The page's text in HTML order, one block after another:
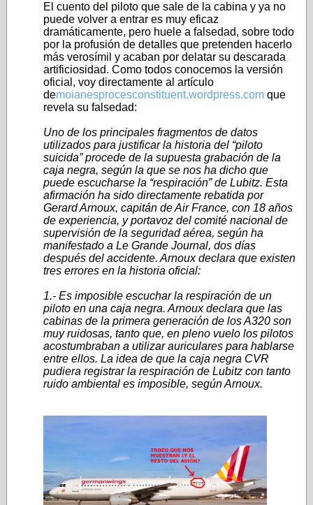
El cuento del piloto que sale de la cabina y ya no
puede volver a entrar es muy eficaz
dramáticamente, pero huele a falsedad, sobre todo
por la profusión de detalles que pretenden hacerlo
más verosímil y acaban por delatar su descarada
artificiosidad. Como todos conocemos la versión
oficial, voy directamente al artículo
demoianesprocesconstituent.wordpress.com que
revela su falsedad:
Uno de los principales fragmentos de datos
utilizados para justificar la historia del “piloto
suicida” procede de la supuesta grabación de la
caja negra, según la que se nos ha dicho que
puede escucharse la “respiración” de Lubitz. Esta
afirmación ha sido directamente rebatida por
Gerard Arnoux, capitán de Air France, con 18 años
de experiencia, y portavoz del comité nacional de
supervisión de la seguridad aérea, según ha
manifestado a Le Grande Journal, dos días
después del accidente. Arnoux declara que existen
tres errores en la historia oficial:
1.- Es imposible escuchar la respiración de un
piloto en una caja negra. Arnoux declara que las
cabinas de la primera generación de los A320 son
muy ruidosas, tanto que, en pleno vuelo los pilotos
acostumbraban a utilizar auriculares para hablarse
entre ellos. La idea de que la caja negra CVR
pudiera registrar la respiración de Lubitz con tanto
ruido ambiental es imposible, según Arnoux.